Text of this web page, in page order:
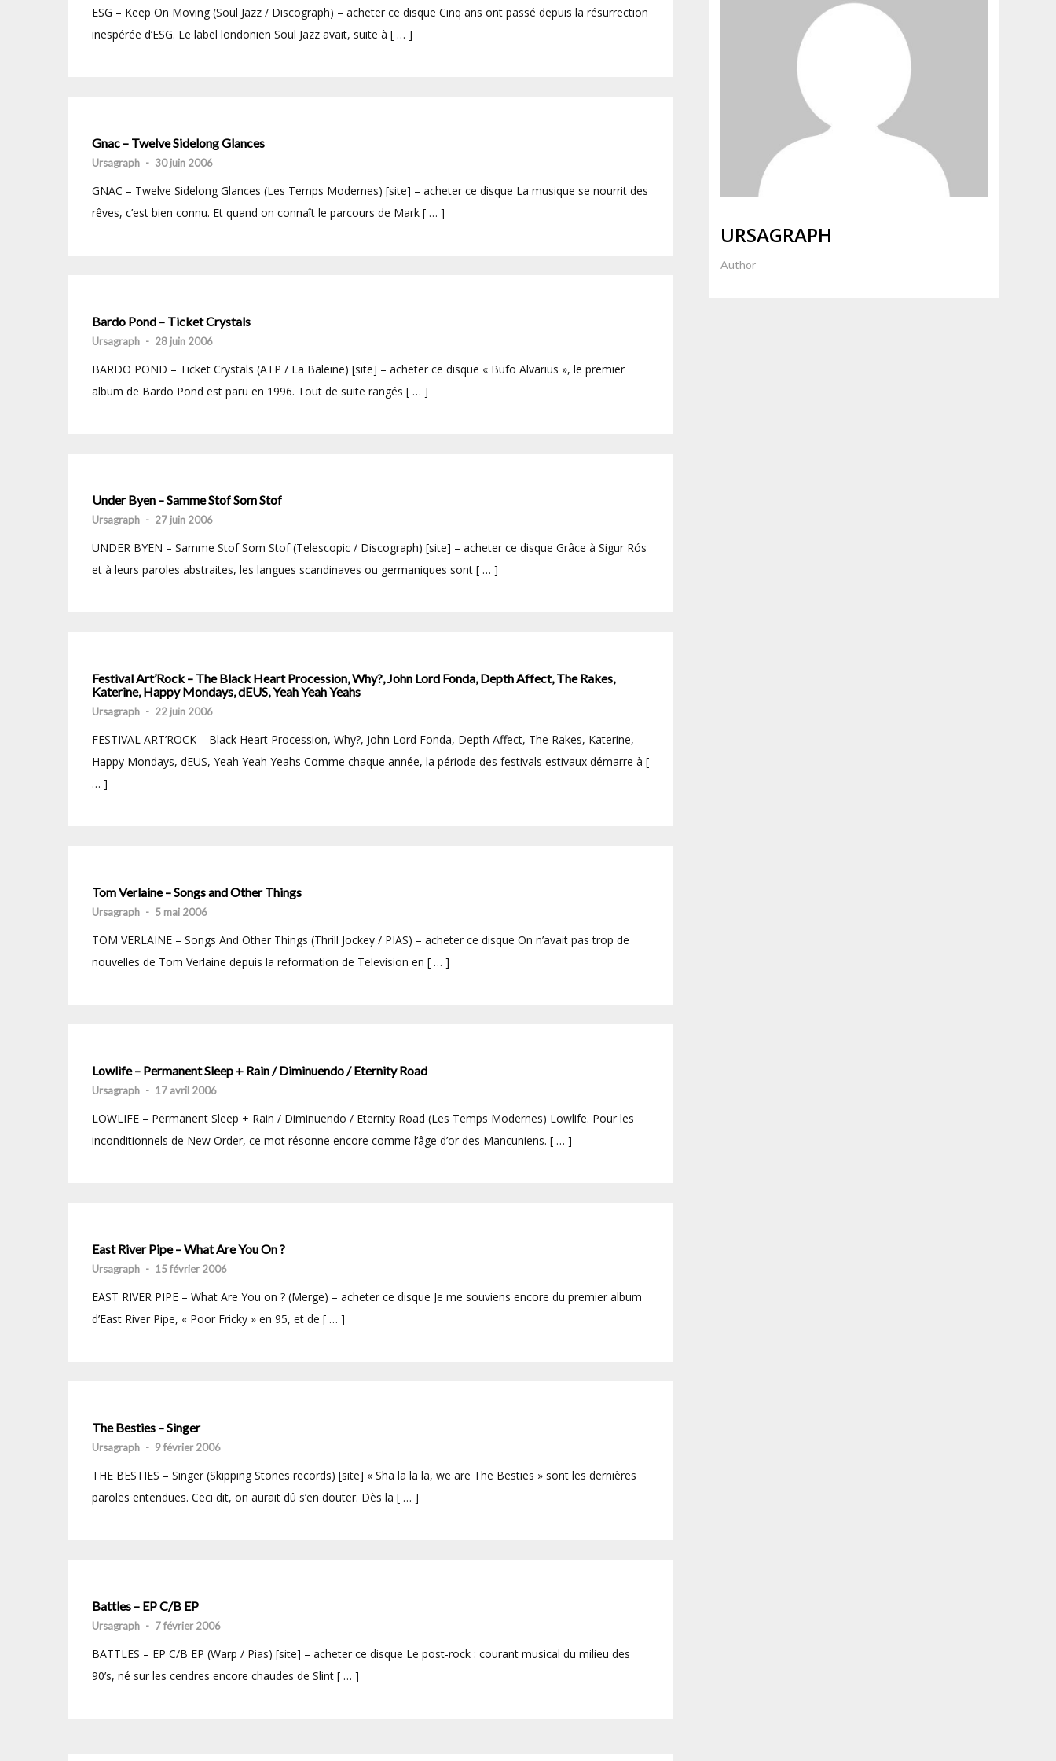
ESG – Keep On Moving (Soul Jazz / Discograph) – acheter ce disque Cinq ans ont passé depuis la résurrection
inespérée d’ESG. Le label londonien Soul Jazz avait, suite à [ … ]
Gnac – Twelve Sidelong Glances
Ursagraph - 30 juin 2006
GNAC – Twelve Sidelong Glances (Les Temps Modernes) [site] – acheter ce disque La musique se nourrit des
rêves, c’est bien connu. Et quand on connaît le parcours de Mark [ … ]
Bardo Pond – Ticket Crystals
Ursagraph - 28 juin 2006
BARDO POND – Ticket Crystals (ATP / La Baleine) [site] – acheter ce disque « Bufo Alvarius », le premier
album de Bardo Pond est paru en 1996. Tout de suite rangés [ … ]
Under Byen – Samme Stof Som Stof
Ursagraph - 27 juin 2006
UNDER BYEN – Samme Stof Som Stof (Telescopic / Discograph) [site] – acheter ce disque Grâce à Sigur Rós
et à leurs paroles abstraites, les langues scandinaves ou germaniques sont [ … ]
Festival Art’Rock – The Black Heart Procession, Why?, John Lord Fonda, Depth Affect, The Rakes,
Katerine, Happy Mondays, dEUS, Yeah Yeah Yeahs
Ursagraph - 22 juin 2006
FESTIVAL ART’ROCK – Black Heart Procession, Why?, John Lord Fonda, Depth Affect, The Rakes, Katerine,
Happy Mondays, dEUS, Yeah Yeah Yeahs Comme chaque année, la période des festivals estivaux démarre à [
… ]
Tom Verlaine – Songs and Other Things
Ursagraph - 5 mai 2006
TOM VERLAINE – Songs And Other Things (Thrill Jockey / PIAS) – acheter ce disque On n’avait pas trop de
nouvelles de Tom Verlaine depuis la reformation de Television en [ … ]
Lowlife – Permanent Sleep + Rain / Diminuendo / Eternity Road
Ursagraph - 17 avril 2006
LOWLIFE – Permanent Sleep + Rain / Diminuendo / Eternity Road (Les Temps Modernes) Lowlife. Pour les
inconditionnels de New Order, ce mot résonne encore comme l’âge d’or des Mancuniens. [ … ]
East River Pipe – What Are You On ?
Ursagraph - 15 février 2006
EAST RIVER PIPE – What Are You on ? (Merge) – acheter ce disque Je me souviens encore du premier album
d’East River Pipe, « Poor Fricky » en 95, et de [ … ]
The Besties – Singer
Ursagraph - 9 février 2006
THE BESTIES – Singer (Skipping Stones records) [site] « Sha la la la, we are The Besties » sont les dernières
paroles entendues. Ceci dit, on aurait dû s’en douter. Dès la [ … ]
Battles – EP C/B EP
Ursagraph - 7 février 2006
BATTLES – EP C/B EP (Warp / Pias) [site] – acheter ce disque Le post-rock : courant musical du milieu des
90’s, né sur les cendres encore chaudes de Slint [ … ]
URSAGRAPH
Author